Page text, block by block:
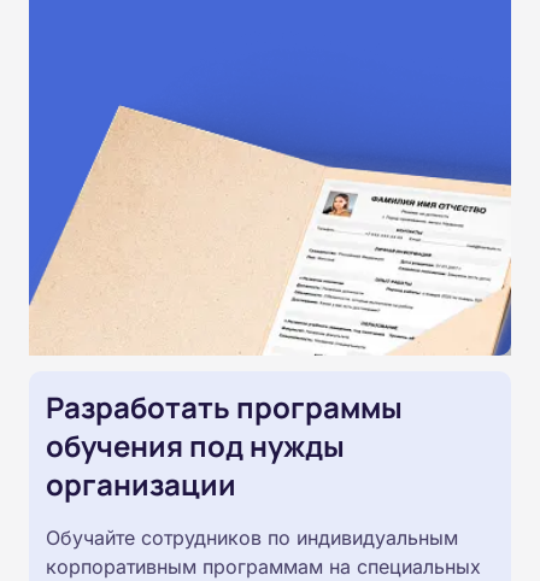
Разработать программы
обучения под нужды
организации
Обучайте сотрудников по индивидуальным
корпоративным программам на специальных